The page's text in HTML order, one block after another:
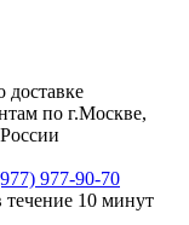
по г.Москве,
977-90-70
10 минут